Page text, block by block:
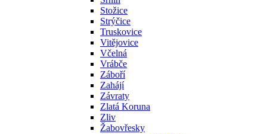
Stožice
Strýčice
Truskovice
Vitějovice
Včelná
Vrábče
Záboří
Zahájí
Závraty
Zlatá Koruna
Zliv
Žabovřesky